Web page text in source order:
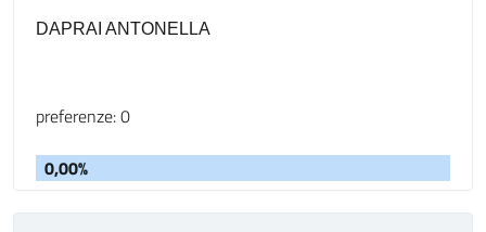
DAPRAI ANTONELLA
preferenze: 0
0,00%